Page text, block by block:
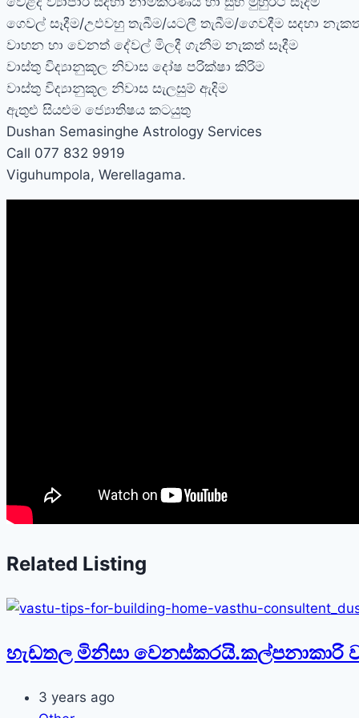
ගෙවල් සෑදීම/උඵවහු තැබීම/යටලී තැබීම/ගෙවදීම සදහා
වාහන හා වෙනත් දේවල් මිලදී ගැනීම නැකත් සෑදීම
වාස්තු විද්‍යානුකූල නිවාස දෝෂ පරික්ෂා කිරිම
වාස්තු විද්‍යානුකූල නිවාස සැලසුම් ඇදිම
ඇතුළු සියළුම ජ්‍යොතිෂය කටයුතු
Dushan Semasinghe Astrology Services
Call 077 832 9919
Viguhumpola, Werellagama.
Related Listing
හැඩතල මිනිසා වෙනස්කරයි.කල්පනාකාරි
3 years ago